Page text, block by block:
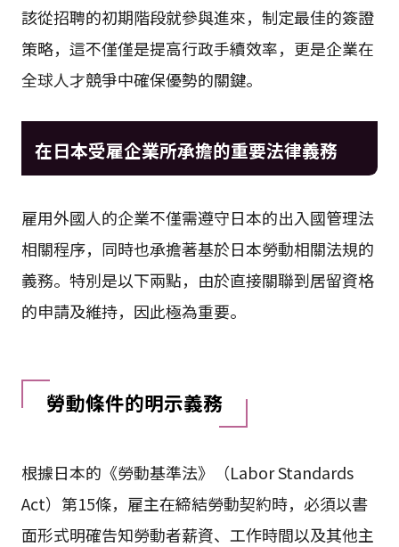
該從招聘的初期階段就參與進來，制定最佳的簽證
策略，這不僅僅是提高行政手續效率，更是企業在
全球人才競爭中確保優勢的關鍵。
在日本受雇企業所承擔的重要法律義務
雇用外國人的企業不僅需遵守日本的出入國管理法
相關程序，同時也承擔著基於日本勞動相關法規的
義務。特別是以下兩點，由於直接關聯到居留資格
的申請及維持，因此極為重要。
勞動條件的明示義務
根據日本的《勞動基準法》（Labor Standards
Act）第15條，雇主在締結勞動契約時，必須以書
面形式明確告知勞動者薪資、工作時間以及其他主